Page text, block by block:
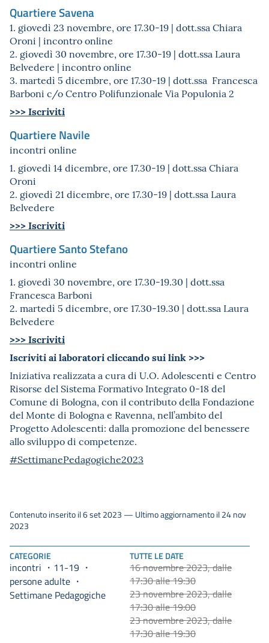
Quartiere Savena
1. giovedì 23 novembre, ore 17.30-19 | dott.ssa Chiara
Oroni | incontro online
2. giovedì 30 novembre, ore 17.30-19 | dott.ssa Laura
Belvedere | incontro online
3. martedì 5 dicembre, ore 17.30-19 | dott.ssa Francesca
Barboni c/o Centro Polifunzionale Via Populonia 2
>>> Iscriviti
Quartiere Navile
incontri online
1. giovedì 14 dicembre, ore 17.30-19 | dott.ssa Chiara
Oroni
2. giovedì 21 dicembre, ore 17.30-19 | dott.ssa Laura
Belvedere
>>> Iscriviti
Quartiere Santo Stefano
incontri online
1. giovedì 30 novembre, ore 17.30-19.30 | dott.ssa
Francesca Barboni
2. martedì 5 dicembre, ore 17.30-19.30 | dott.ssa Laura
Belvedere
>>> Iscriviti
Iscriviti ai laboratori cliccando sui link >>>
Iniziativa realizzata a cura di U.O. Adolescenti e Centro
Risorse del Sistema Formativo Integrato 0-18 del
Comune di Bologna, con il contributo della Fondazione
del Monte di Bologna e Ravenna, nell’ambito del
Progetto Adolescenti: dalla promozione del benessere
allo sviluppo di competenze.
#SettimanePedagogiche2023
CATEGORIE
incontri
11-19
persone adulte
Settimane Pedagogiche
TUTTE LE DATE
16 novembre 2023, dalle
17:30 alle 19:30
23 novembre 2023, dalle
17:30 alle 19:00
23 novembre 2023, dalle
17:30 alle 19:30
Contenuto inserito il 6 set 2023 — Ultimo aggiornamento il 24 nov
2023